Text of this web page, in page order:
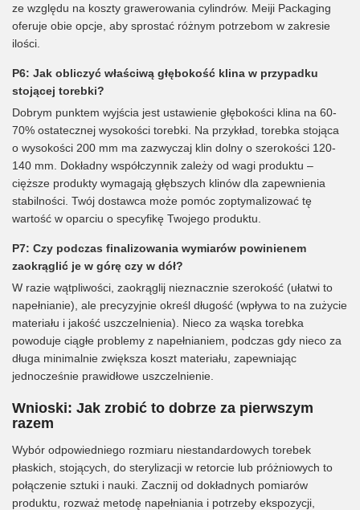
ze względu na koszty grawerowania cylindrów. Meiji Packaging
oferuje obie opcje, aby sprostać różnym potrzebom w zakresie
ilości.
P6: Jak obliczyć właściwą głębokość klina w przypadku
stojącej torebki?
Dobrym punktem wyjścia jest ustawienie głębokości klina na 60-
70% ostatecznej wysokości torebki. Na przykład, torebka stojąca
o wysokości 200 mm ma zazwyczaj klin dolny o szerokości 120-
140 mm. Dokładny współczynnik zależy od wagi produktu –
cięższe produkty wymagają głębszych klinów dla zapewnienia
stabilności. Twój dostawca może pomóc zoptymalizować tę
wartość w oparciu o specyfikę Twojego produktu.
P7: Czy podczas finalizowania wymiarów powinienem
zaokrąglić je w górę czy w dół?
W razie wątpliwości, zaokrąglij nieznacznie szerokość (ułatwi to
napełnianie), ale precyzyjnie określ długość (wpływa to na zużycie
materiału i jakość uszczelnienia). Nieco za wąska torebka
powoduje ciągłe problemy z napełnianiem, podczas gdy nieco za
długa minimalnie zwiększa koszt materiału, zapewniając
jednocześnie prawidłowe uszczelnienie.
Wnioski: Jak zrobić to dobrze za pierwszym
razem
Wybór odpowiedniego rozmiaru niestandardowych torebek
płaskich, stojących, do sterylizacji w retorcie lub próżniowych to
połączenie sztuki i nauki. Zacznij od dokładnych pomiarów
produktu, rozważ metodę napełniania i potrzeby ekspozycji,